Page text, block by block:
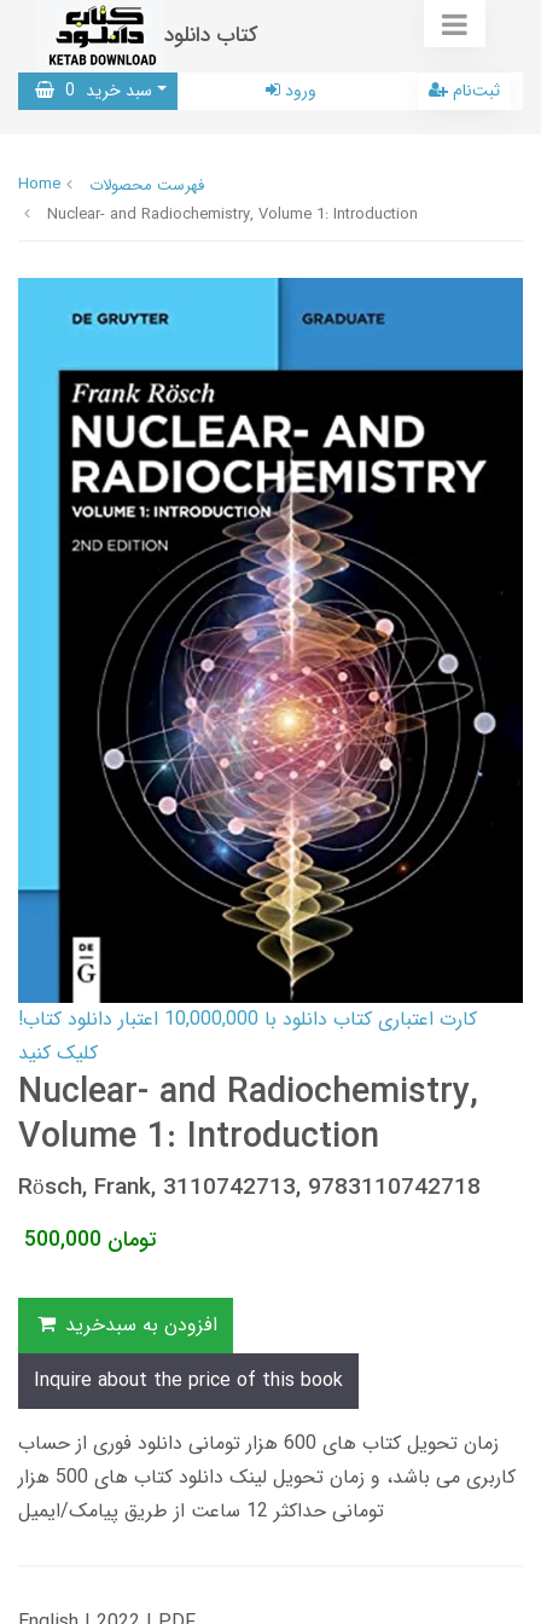
کتاب دانلود
سبد خرید 0 ورود ثبت‌نام
Home
فهرست محصولات
Nuclear- and Radiochemistry, Volume 1: Introduction
کارت اعتباری کتاب دانلود با 10,000,000 اعتبار دانلود کتاب!
کلیک کنید
Nuclear- and Radiochemistry,
Volume 1: Introduction
Rösch, Frank, 3110742713, 9783110742718
500,000 تومان
افزودن به سبدخرید
Inquire about the price of this book
زمان تحویل کتاب های 600 هزار تومانی دانلود فوری از حساب
کاربری می باشد، و زمان تحویل لینک دانلود کتاب های 500 هزار
تومانی حداکثر 12 ساعت از طریق پیامک/ایمیل